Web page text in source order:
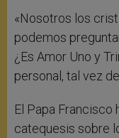
«Nosotros los
podemos
¿Es Amor Uno y
personal, tal vez
El Papa Francisco
catequesis sobre